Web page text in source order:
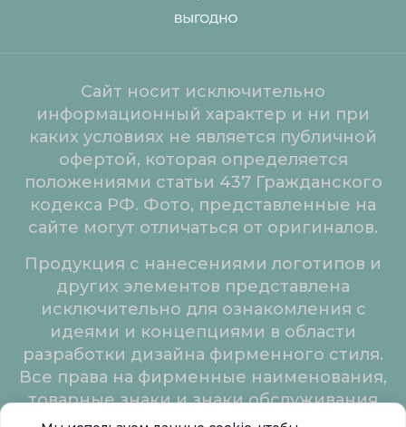
Сайт носит исключительно
информационный характер и ни при
каких условиях не является публичной
офертой, которая определяется
положениями статьи 437 Гражданского
кодекса РФ. Фото, представленные на
сайте могут отличаться от оригиналов.
Продукция с нанесениями логотипов и
других элементов представлена
исключительно для ознакомления с
идеями и концепциями в области
разработки дизайна фирменного стиля.
Все права на фирменные наименования,
товарные знаки и знаки обслуживания
принадлежат их законным владельцам.